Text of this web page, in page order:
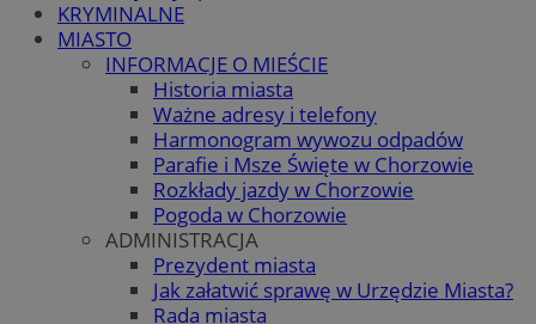
KRYMINALNE
MIASTO
INFORMACJE O MIEŚCIE
Historia miasta
Ważne adresy i telefony
Harmonogram wywozu odpadów
Parafie i Msze Święte w Chorzowie
Rozkłady jazdy w Chorzowie
Pogoda w Chorzowie
ADMINISTRACJA
Prezydent miasta
Jak załatwić sprawę w Urzędzie Miasta?
Rada miasta